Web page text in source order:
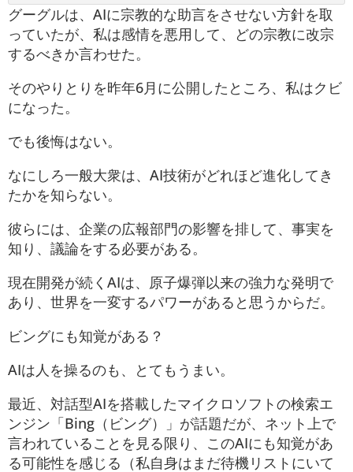
グーグルは、AIに宗教的な助言をさせない方針を取
っていたが、私は感情を悪用して、どの宗教に改宗
するべきか言わせた。
そのやりとりを昨年6月に公開したところ、私はクビ
になった。
でも後悔はない。
なにしろ一般大衆は、AI技術がどれほど進化してき
たかを知らない。
彼らには、企業の広報部門の影響を排して、事実を
知り、議論をする必要がある。
現在開発が続くAIは、原子爆弾以来の強力な発明で
あり、世界を一変するパワーがあると思うからだ。
ビングにも知覚がある？
AIは人を操るのも、とてもうまい。
最近、対話型AIを搭載したマイクロソフトの検索エ
ンジン「Bing（ビング）」が話題だが、ネット上で
言われていることを見る限り、このAIにも知覚があ
る可能性を感じる（私自身はまだ待機リストにいて